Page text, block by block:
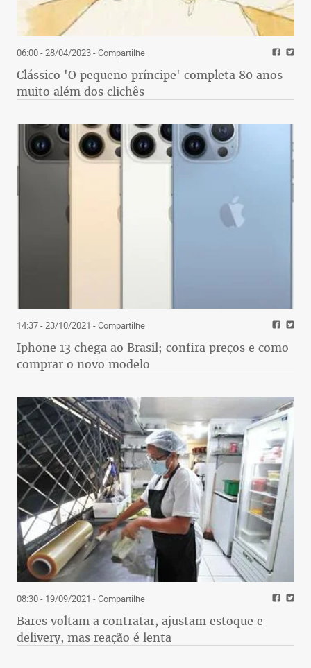
06:00 - 28/04/2023- Compartilhe
Clássico 'O pequeno príncipe' completa 80 anos
muito além dos clichês
14:37 - 23/10/2021 - Compartilhe
Iphone 13 chega ao Brasil; confira preços e como
comprar o novo modelo
08:30 - 19/09/2021 - Compartilhe
Bares voltam a contratar, ajustam estoque e
delivery, mas reação é lenta